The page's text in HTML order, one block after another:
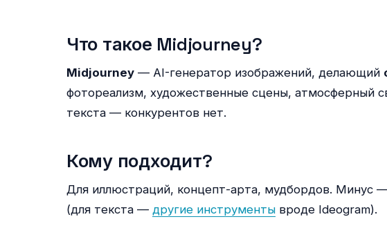
Что такое Midjourney?
Midjourney — AI-генератор изображений, делающий
фотореализм, художественные сцены, атмосферный
текста — конкурентов нет.
Кому подходит?
Для иллюстраций, концепт-арта, мудбордов. Минус
(для текста — другие инструменты вроде Ideogram).